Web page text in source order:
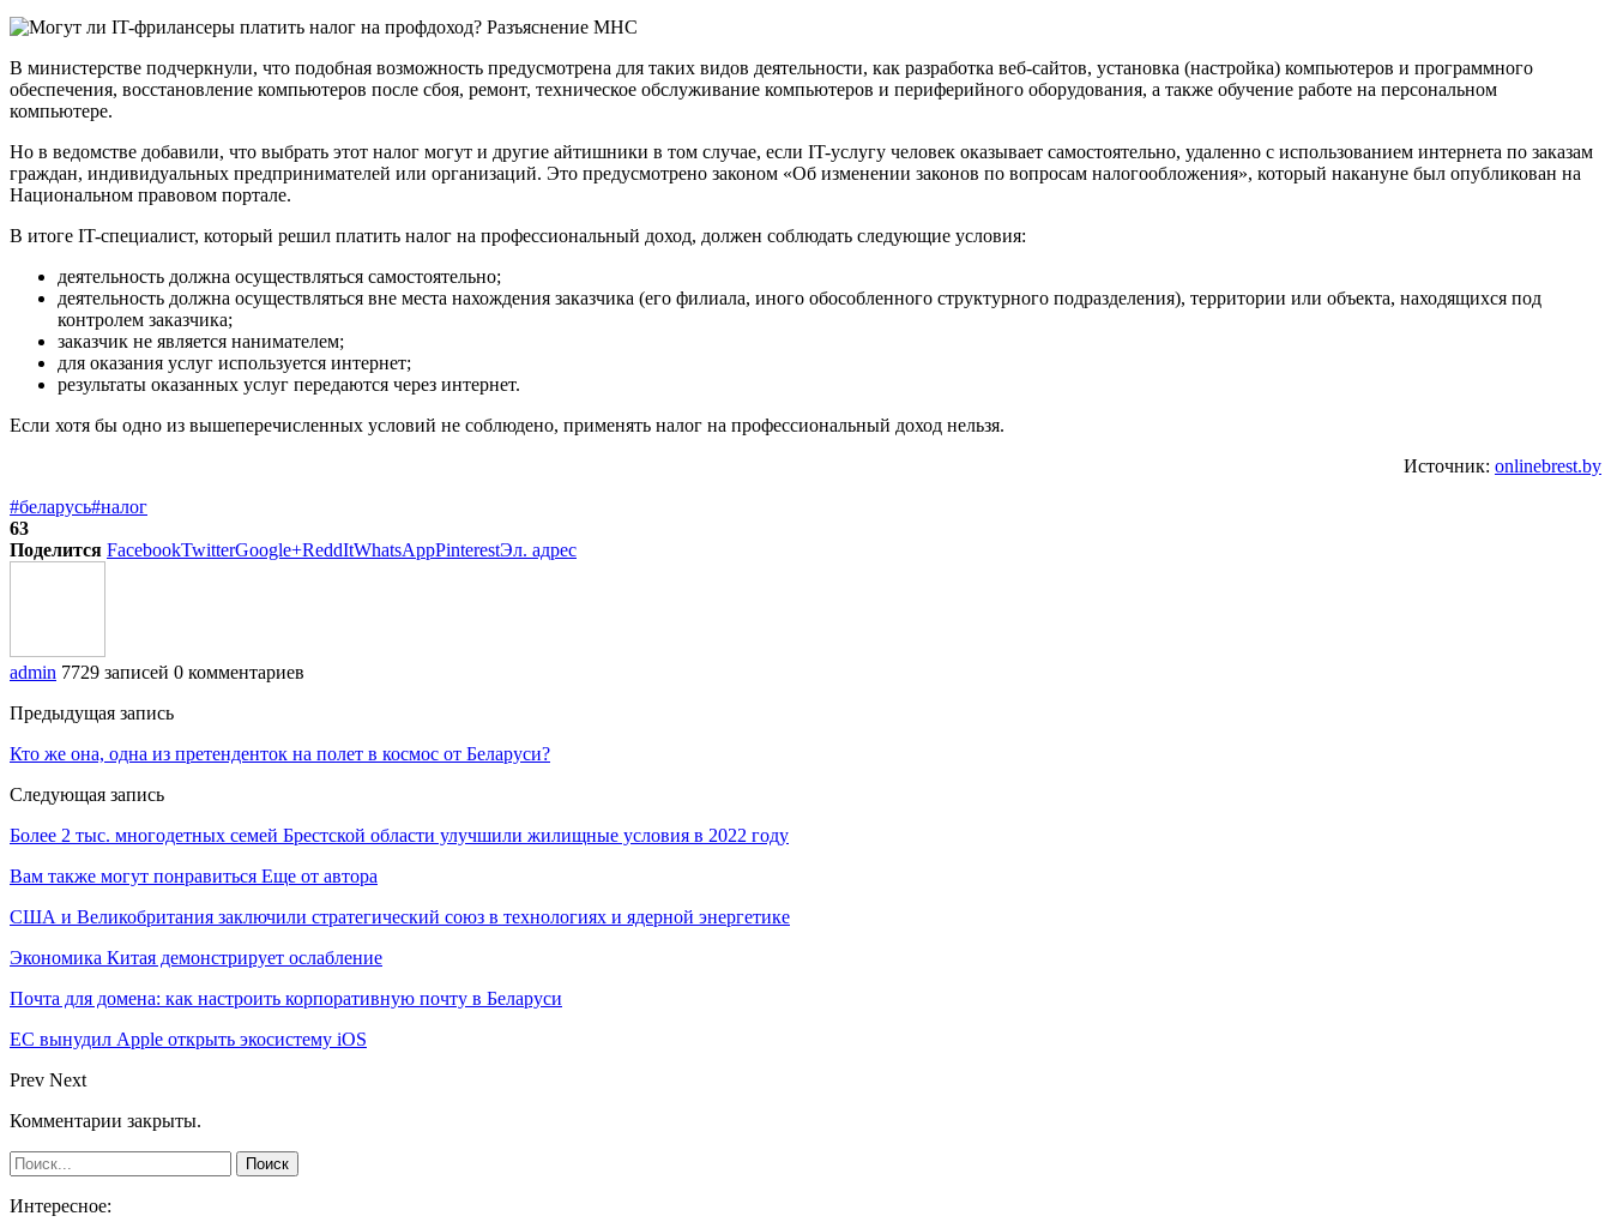
В министерстве подчеркнули, что подобная возможность предусмотрена для таких видов деятельности, как разработка веб-сайтов, установка (настройка) компьютеров и программного
обеспечения, восстановление компьютеров после сбоя, ремонт, техническое обслуживание компьютеров и периферийного оборудования, а также обучение работе на персональном
компьютере.
Но в ведомстве добавили, что выбрать этот налог могут и другие айтишники в том случае, если IT-услугу человек оказывает самостоятельно, удаленно с использованием интернета по заказам
граждан, индивидуальных предпринимателей или организаций. Это предусмотрено законом «Об изменении законов по вопросам налогообложения», который накануне был опубликован на
Национальном правовом портале.
В итоге IT-специалист, который решил платить налог на профессиональный доход, должен соблюдать следующие условия:
деятельность должна осуществляться самостоятельно;
деятельность должна осуществляться вне места нахождения заказчика (его филиала, иного обособленного структурного подразделения), территории или объекта, находящихся под
контролем заказчика;
заказчик не является нанимателем;
для оказания услуг используется интернет;
результаты оказанных услуг передаются через интернет.
Если хотя бы одно из вышеперечисленных условий не соблюдено, применять налог на профессиональный доход нельзя.
Источник: onlinebrest.by
#беларусь#налог
63
Поделится FacebookTwitterGoogle+ReddItWhatsAppPinterestЭл. адрес
admin 7729 записей 0 комментариев
Предыдущая запись
Кто же она, одна из претенденток на полет в космос от Беларуси?
Следующая запись
Более 2 тыс. многодетных семей Брестской области улучшили жилищные условия в 2022 году
Вам также могут понравиться Еще от автора
США и Великобритания заключили стратегический союз в технологиях и ядерной энергетике
Экономика Китая демонстрирует ослабление
Почта для домена: как настроить корпоративную почту в Беларуси
ЕС вынудил Apple открыть экосистему iOS
Prev Next
Комментарии закрыты.
Интересное: